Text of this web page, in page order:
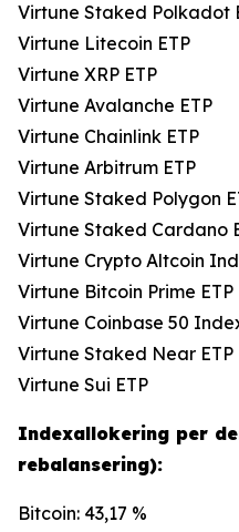
Virtune Staked Polkadot
Virtune Litecoin ETP
Virtune XRP ETP
Virtune Avalanche ETP
Virtune Chainlink ETP
Virtune Arbitrum ETP
Virtune Staked Polygon
Virtune Staked Cardano
Virtune Crypto Altcoin
Virtune Bitcoin Prime ETP
Virtune Coinbase 50
Virtune Staked Near ETP
Virtune Sui ETP
Indexallokering per
rebalansering):
Bitcoin: 43,17 %